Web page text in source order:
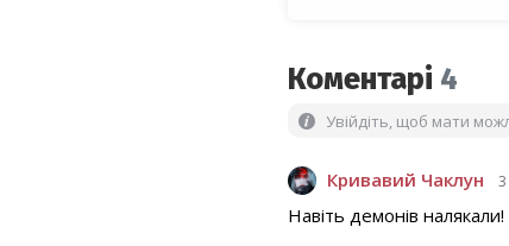
Коментарі 4
Увійдіть, щоб мати
Кривавий Чаклун
Навіть демонів налякали!